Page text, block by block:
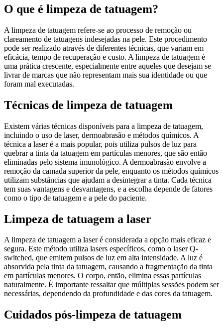
O que é limpeza de tatuagem?
A limpeza de tatuagem refere-se ao processo de remoção ou
clareamento de tatuagens indesejadas na pele. Este procedimento
pode ser realizado através de diferentes técnicas, que variam em
eficácia, tempo de recuperação e custo. A limpeza de tatuagem é
uma prática crescente, especialmente entre aqueles que desejam se
livrar de marcas que não representam mais sua identidade ou que
foram mal executadas.
Técnicas de limpeza de tatuagem
Existem várias técnicas disponíveis para a limpeza de tatuagem,
incluindo o uso de laser, dermoabrasão e métodos químicos. A
técnica a laser é a mais popular, pois utiliza pulsos de luz para
quebrar a tinta da tatuagem em partículas menores, que são então
eliminadas pelo sistema imunológico. A dermoabrasão envolve a
remoção da camada superior da pele, enquanto os métodos químicos
utilizam substâncias que ajudam a desintegrar a tinta. Cada técnica
tem suas vantagens e desvantagens, e a escolha depende de fatores
como o tipo de tatuagem e a pele do paciente.
Limpeza de tatuagem a laser
A limpeza de tatuagem a laser é considerada a opção mais eficaz e
segura. Este método utiliza lasers específicos, como o laser Q-
switched, que emitem pulsos de luz em alta intensidade. A luz é
absorvida pela tinta da tatuagem, causando a fragmentação da tinta
em partículas menores. O corpo, então, elimina essas partículas
naturalmente. É importante ressaltar que múltiplas sessões podem ser
necessárias, dependendo da profundidade e das cores da tatuagem.
Cuidados pós-limpeza de tatuagem